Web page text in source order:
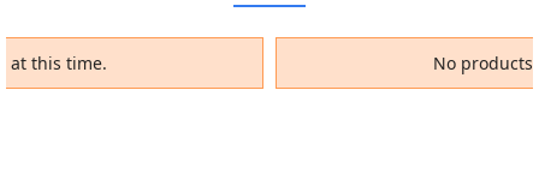
at this time. No